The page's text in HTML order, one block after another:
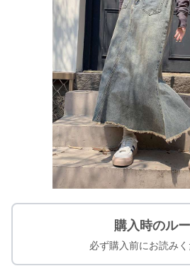
購入時のル
必ず購入前にお読みく